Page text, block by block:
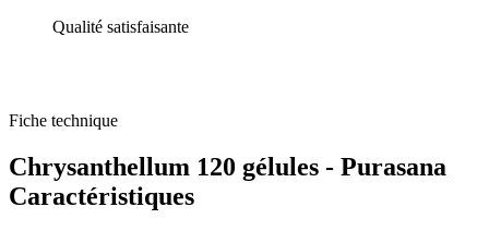
Qualité satisfaisante
Fiche technique
Chrysanthellum 120 gélules - Purasana
Caractéristiques